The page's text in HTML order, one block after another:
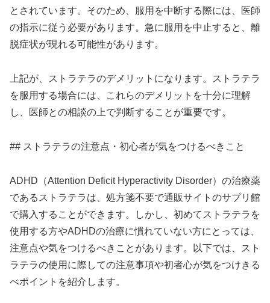
とされています。そのため、服用を中断する際には、医師
の指示に従う必要があります。急に服用を中止すると、離
脱症状が現れる可能性があります。
上記が、ストラテラのデメリットになります。ストラテラ
を服用する場合には、これらのデメリットを十分に理解
し、医師との相談の上で判断することが重要です。
## ストラテラの注意点・初心者が気をつけるべきこと
ADHD（Attention Deficit Hyperactivity Disorder）の治療薬
であるストラテラは、処方箋不要で通販サイトのサプリ館
で購入することができます。しかし、初めてストラテラを
使用する方やADHDの治療に慣れていない方にとっては、
注意点や気をつけるべきことがあります。以下では、スト
ラテラの使用に際しての注意事項や初者心が気をつけきる
べポイントを紹介します。